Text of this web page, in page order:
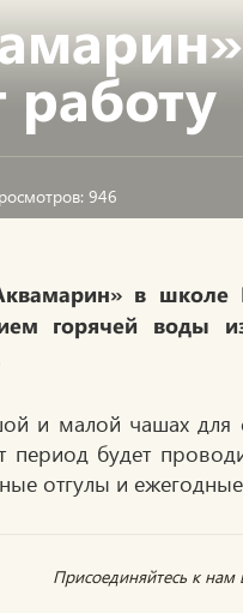
работу
946
в
горячей воды
и малой чашах для
период будет
отгулы и
Присоединяйтесь к нам